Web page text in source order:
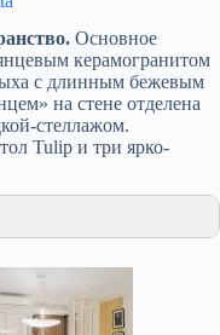
Основное
керамогранитом
с длинным бежевым
на стене отделена
стеллажом.
Tulip и три ярко-